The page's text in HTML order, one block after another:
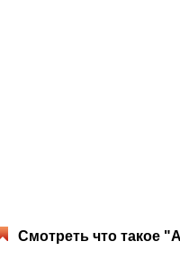
Смотреть что такое